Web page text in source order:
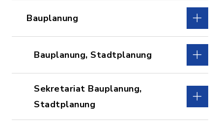
Bauplanung
Bauplanung, Stadtplanung
Sekretariat Bauplanung,
Stadtplanung